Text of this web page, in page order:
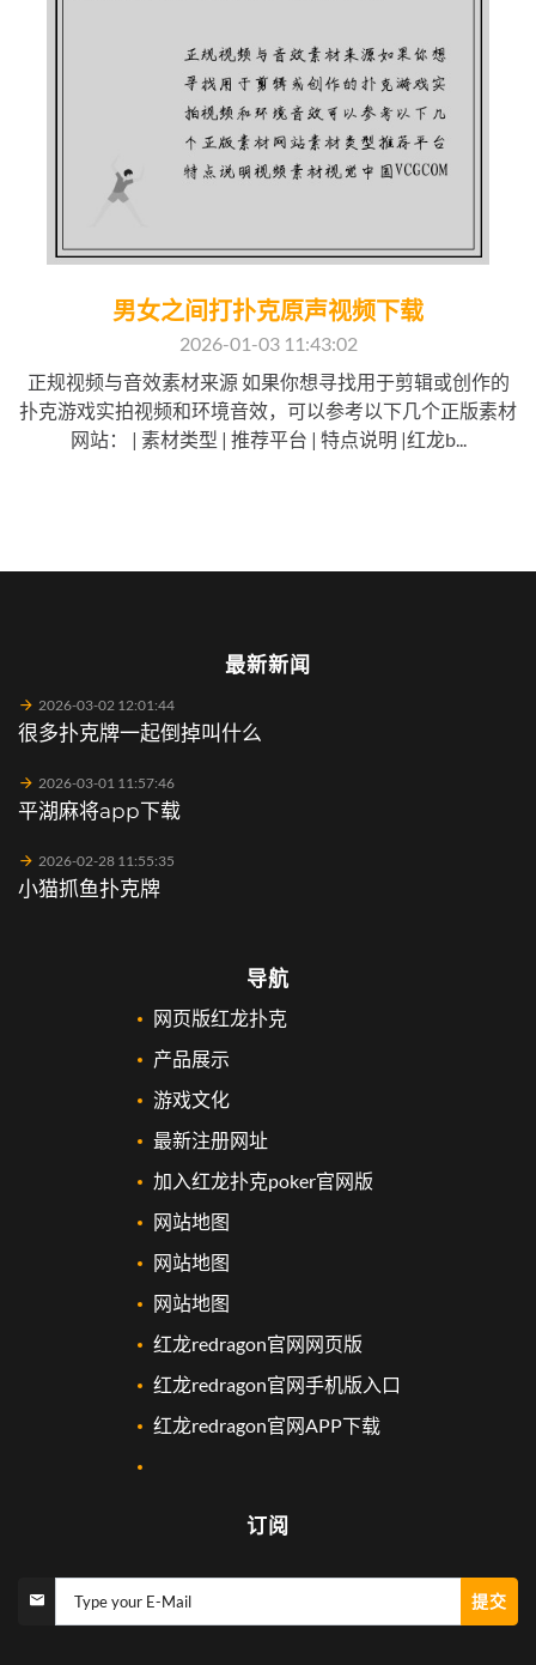
男女之间打扑克原声视频下载
2026-01-03 11:43:02
正规视频与音效素材来源 如果你想寻找用于剪辑或创作的
扑克游戏实拍视频和环境音效，可以参考以下几个正版素材
网站： | 素材类型 | 推荐平台 | 特点说明 |红龙b...
最新新闻
2026-03-02 12:01:44
很多扑克牌一起倒掉叫什么
2026-03-01 11:57:46
平湖麻将app下载
2026-02-28 11:55:35
小猫抓鱼扑克牌
导航
网页版红龙扑克
产品展示
游戏文化
最新注册网址
加入红龙扑克poker官网版
网站地图
网站地图
网站地图
红龙redragon官网网页版
红龙redragon官网手机版入口
红龙redragon官网APP下载
订阅
Type your E-Mail 提交